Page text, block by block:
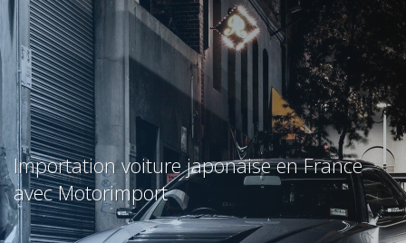
Importation voiture japonaise en France
avec Motorimport